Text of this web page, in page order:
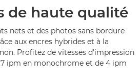
de haute qualité
nets et des photos sans bordure
aux encres hybrides et à la
Profitez de vitesses d'impression
ipm en monochrome et de 4 ipm